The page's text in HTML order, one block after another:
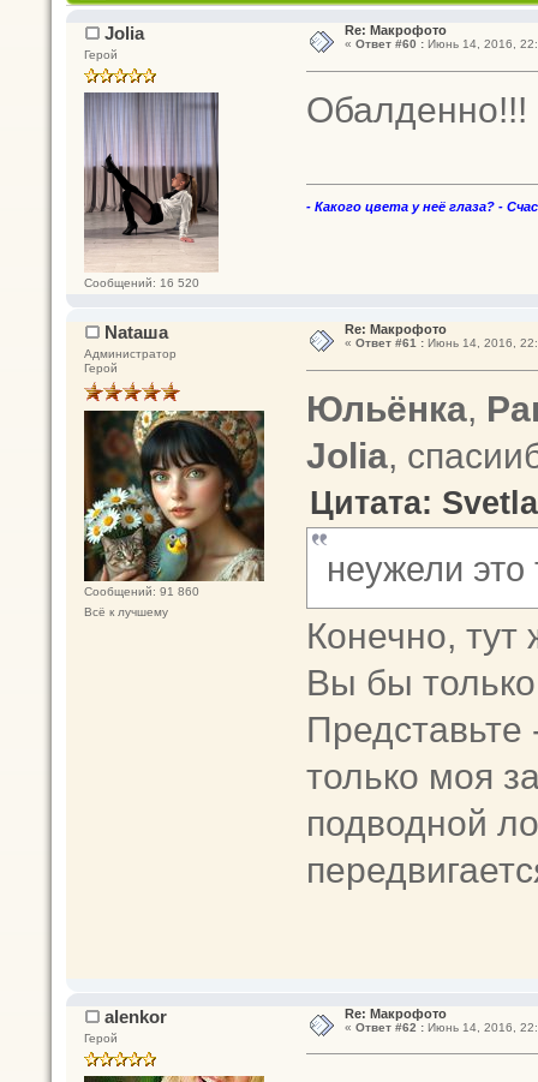
Jolia
Герой
Сообщений: 16 520
Re: Макрофото
« Ответ #60 :Июнь 14, 2016,
- Какого цвета у неё глаза? -
Nataшa
Администратор
Герой
Сообщений: 91 860
Всё к лучшему
Re: Макрофото
« Ответ #61 :Июнь 14, 2016,
Юльёнка,
Jolia,
Цитата:
неужели
Конечно,
Вы бы
Представьте
только моя
подводной
alenkor
Герой
Re: Макрофото
« Ответ #62 :Июнь 14, 2016,